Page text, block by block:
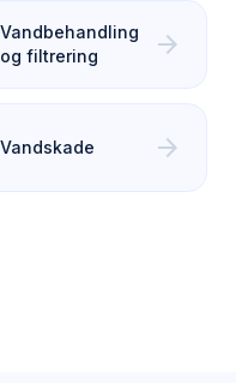
Vandbehandling
og filtrering
arrow_forward
Vandskade arrow_forward